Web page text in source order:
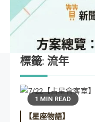
標籤: 流年
1 MIN READ
【星座物語】